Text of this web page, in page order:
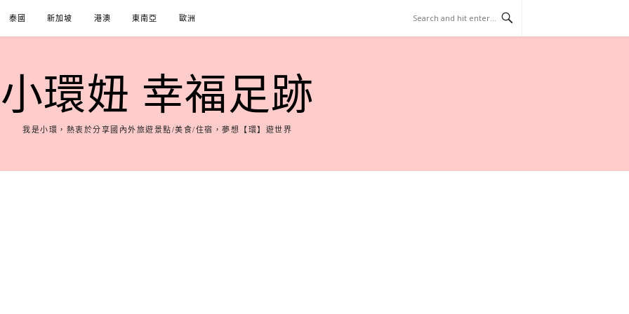
泰國 新加坡 港澳 東南亞 歐洲
小環妞 幸福足跡
我是小環，熱衷於分享國內外旅遊景點/美食/住宿，夢想【環】遊世界